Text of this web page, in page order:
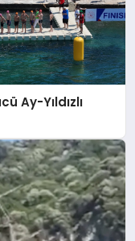
Ay-Yıldızlı